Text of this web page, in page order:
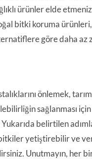
ürünler elde
bitki koruma
göre daha az
önlemek,
sağlanması
belirtilen
bitkiler yetiştirebilir ve
Unutmayın, her